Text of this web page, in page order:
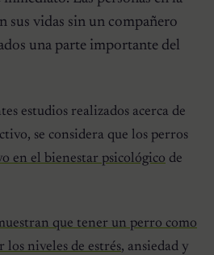
sus vidas sin un compañero
una parte importante del
estudios realizados acerca de
se considera que los perros
en el bienestar psicológico de
que tener un perro como
los niveles de estrés, ansiedad y